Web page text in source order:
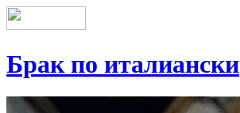
Брак по италиански